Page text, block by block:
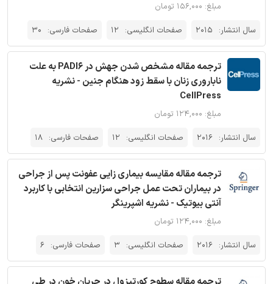
مبلغ: ۱۵۶,۰۰۰ تومان
سال انتشار: 2015 صفحات انگلیسی: 12 صفحات فارسی: 30
ترجمه مقاله مشخص شدن جهش در PADI6 به علت
ناباروری زنان با سقط زود هنگام جنین - نشریه
CellPress
مبلغ: ۱۲۴,۰۰۰ تومان
سال انتشار: 2016 صفحات انگلیسی: 12 صفحات فارسی: 18
ترجمه مقاله مقایسه بیماری زایی عفونت پس از جراحی
در بیماران تحت عمل جراحی سزارین انتخابی با کاربرد
آنتی بیوتیک - نشریه اشپرینگر
مبلغ: ۱۲۴,۰۰۰ تومان
سال انتشار: 2016 صفحات انگلیسی: 3 صفحات فارسی: 6